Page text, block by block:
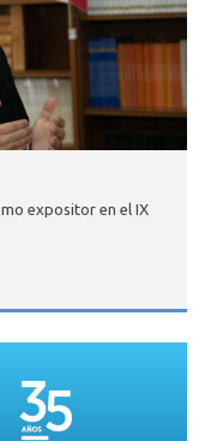
expositor en el IX